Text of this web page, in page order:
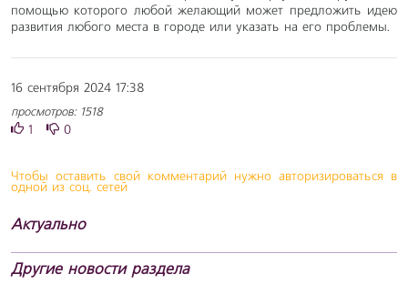
помощью которого любой желающий может предложить идею
развития любого места в городе или указать на его проблемы.
16 сентября 2024 17:38
просмотров: 1518
1 0
Чтобы оставить свой комментарий нужно авторизироваться в
одной из соц. сетей
Актуально
Другие новости раздела